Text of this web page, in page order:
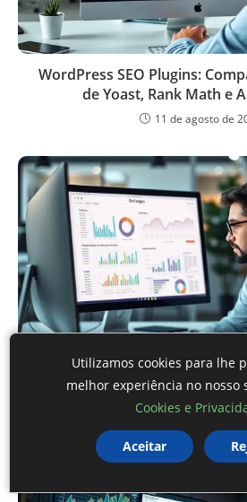
WordPress SEO Plugins:
de Yoast, Rank Math e
11 de agosto de
Ferramentas Que Validam Seu
Segundos
23 de maio de
Utilizamos cookies para lhe
melhor experiência no nosso
Cookies e
Aceitar